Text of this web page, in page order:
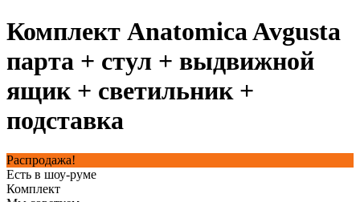
Комплект Anatomica Avgusta
парта + стул + выдвижной
ящик + светильник +
подставка
Распродажа!
Есть в шоу-руме
Комплект